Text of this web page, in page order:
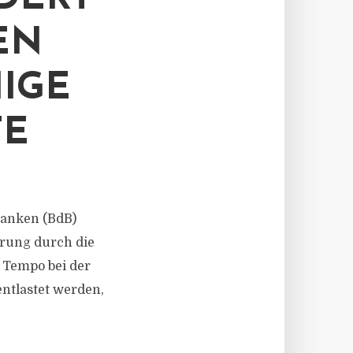
(BdB)
durch die
bei der
werden,